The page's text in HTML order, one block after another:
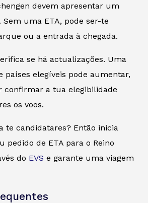
devem apresentar um
Sem uma ETA, pode ser-te
ou a entrada à chegada.
se há actualizações. Uma
países elegíveis pode aumentar,
confirmar a tua elegibilidade
os voos.
te candidatares? Então inicia
pedido de ETA para o Reino
do EVS e garante uma viagem